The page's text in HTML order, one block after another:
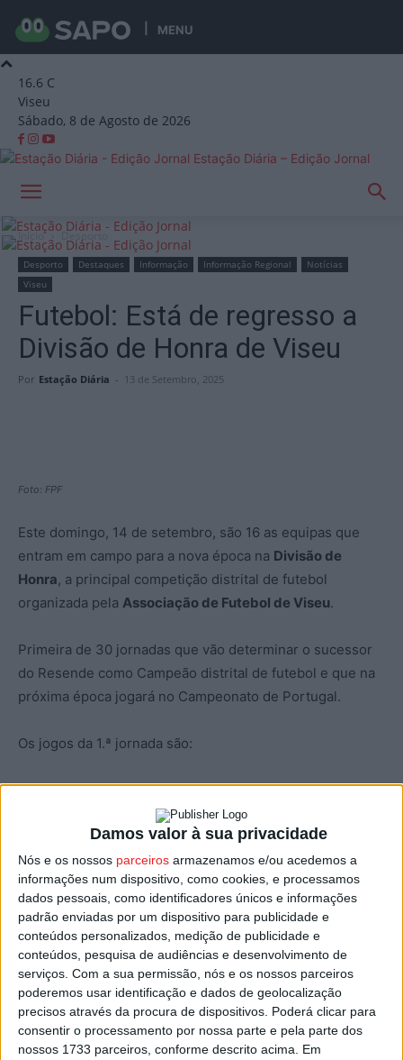
Damos valor à sua privacidade
Nós e os nossos parceiros armazenamos e/ou acedemos a
informações num dispositivo, como cookies, e processamos
dados pessoais, como identificadores únicos e informações
padrão enviadas por um dispositivo para publicidade e
conteúdos personalizados, medição de publicidade e
conteúdos, pesquisa de audiências e desenvolvimento de
serviços. Com a sua permissão, nós e os nossos parceiros
poderemos usar identificação e dados de geolocalização
precisos através da procura de dispositivos. Poderá clicar para
consentir o processamento por nossa parte e pela parte dos
nossos 1733 parceiros, conforme descrito acima. Em
MENU
16.6 C
Viseu
Sábado, 8 de Agosto de 2026
Estação Diária – Edição Jornal
Início Desporto
Desporto Destaques Informação Informação Regional
Notícias
Viseu
Futebol: Está de regresso a
Divisão de Honra de Viseu
Por Estação Diária - 13 de Setembro, 2025
Foto: FPF
Este domingo, 14 de setembro, são 16 as equipas que
entram em campo para a nova época na Divisão de
Honra, a principal competição distrital de futebol
organizada pela Associação de Futebol de Viseu.
Primeira de 30 jornadas que vão determinar o sucessor
do Resende como Campeão distrital de futebol e que na
próxima época jogará no Campeonato de Portugal.
Os jogos da 1.ª jornada são:
Ferreira d’ Aves – Penalva do Castelo
Carvalhais – Sátão
Vale de Açores – Carregal do Sal
Mangualde – Moimenta da Beira
Castro Daire – Sampedrense
Oliveira de Frades – Nelas
Lamelas – Nespereira